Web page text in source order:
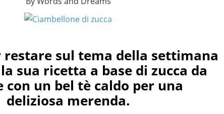
restare sul tema della settimana
sua ricetta a base di zucca da
con un bel tè caldo per una
deliziosa merenda.